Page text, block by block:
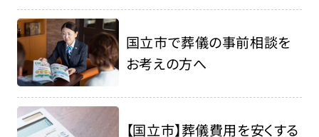
国立市で葬儀の事前相談を
お考えの方へ
【国立市】葬儀費用を安くする